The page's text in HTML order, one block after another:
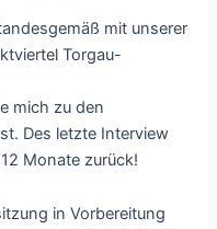
mit unserer
Torgau-
mich zu den
Des letzte Interview
Monate zurück!
in Vorbereitung